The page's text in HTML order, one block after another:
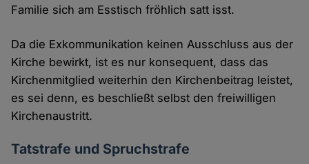
Familie sich am Esstisch fröhlich satt isst.
Da die Exkommunikation keinen Ausschluss aus der
Kirche bewirkt, ist es nur konsequent, dass das
Kirchenmitglied weiterhin den Kirchenbeitrag leistet,
es sei denn, es beschließt selbst den freiwilligen
Kirchenaustritt.
Tatstrafe und Spruchstrafe